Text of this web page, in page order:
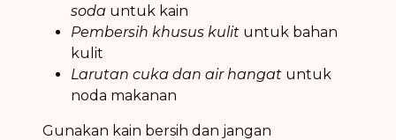
soda untuk kain
Pembersih khusus kulit untuk bahan
kulit
Larutan cuka dan air hangat untuk
noda makanan
Gunakan kain bersih dan jangan